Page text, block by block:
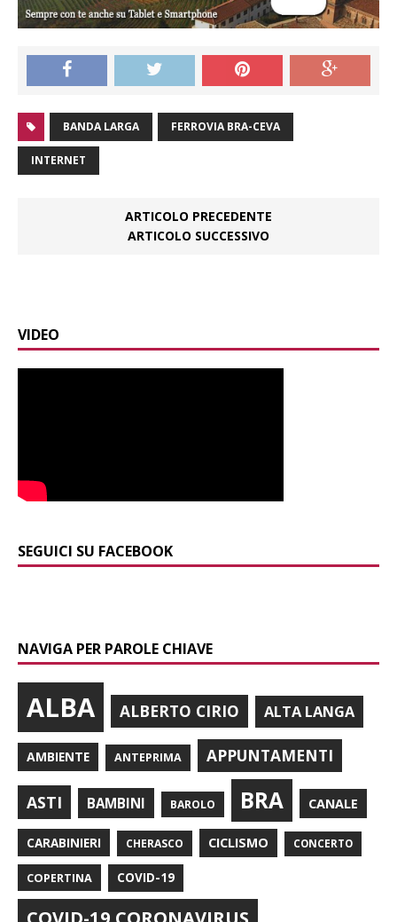
BANDA LARGA FERROVIA BRA-CEVA
INTERNET
ARTICOLO PRECEDENTE
ARTICOLO SUCCESSIVO
VIDEO
SEGUICI SU FACEBOOK
NAVIGA PER PAROLE CHIAVE
ALBA ALBERTO CIRIO ALTA LANGA
AMBIENTE ANTEPRIMA APPUNTAMENTI
ASTI BAMBINI BAROLO BRA CANALE
CARABINIERI CHERASCO CICLISMO CONCERTO
COPERTINA COVID-19